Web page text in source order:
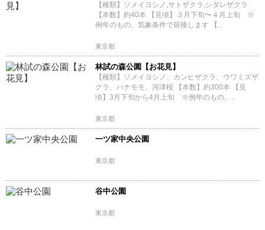
【種類】ソメイヨシノ,サトザクラ,シダレザクラ
【本数】約40本 【見頃】３月下旬〜４月上旬 ※
例年のもの。気象条件で前後します 【..
東京都
林試の森公園【お花見】
【種類】ソメイヨシノ、カンヒザクラ、ウワミズザ
クラ、ハナモモ、河津桜 【本数】約300本 【見
頃】3月下旬から4月上旬 ※例年のもの。..
東京都
一ツ家中央公園
東京都
谷中公園
東京都